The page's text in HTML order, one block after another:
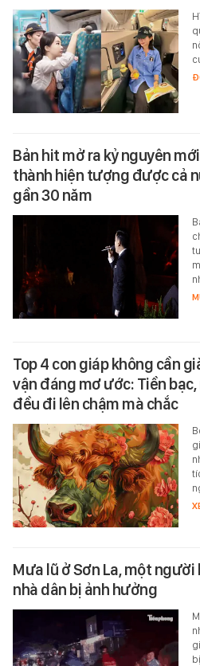
Bản hit mở ra kỷ nguyên
thành hiện tượng được cả
gần 30 năm
Top 4 con giáp không cần
vận đáng mơ ước: Tiền
đều đi lên chậm mà chắc
Mưa lũ ở Sơn La, một
nhà dân bị ảnh hưởng